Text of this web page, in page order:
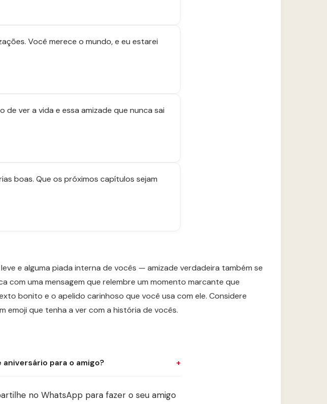
Você merece o mundo, e eu estarei
ver a vida e essa amizade que nunca sai
boas. Que os próximos capítulos sejam
e alguma piada interna de vocês — amizade verdadeira também se
com uma mensagem que relembre um momento marcante que
bonito e o apelido carinhoso que você usa com ele. Considere
emoji que tenha a ver com a história de vocês.
para o amigo?
no WhatsApp para fazer o seu amigo